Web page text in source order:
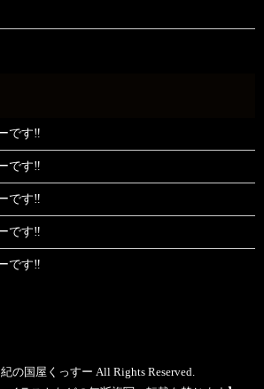
です‼️
です‼️
です‼️
です‼️
です‼️
の国屋くっすー All Rights Reserved.